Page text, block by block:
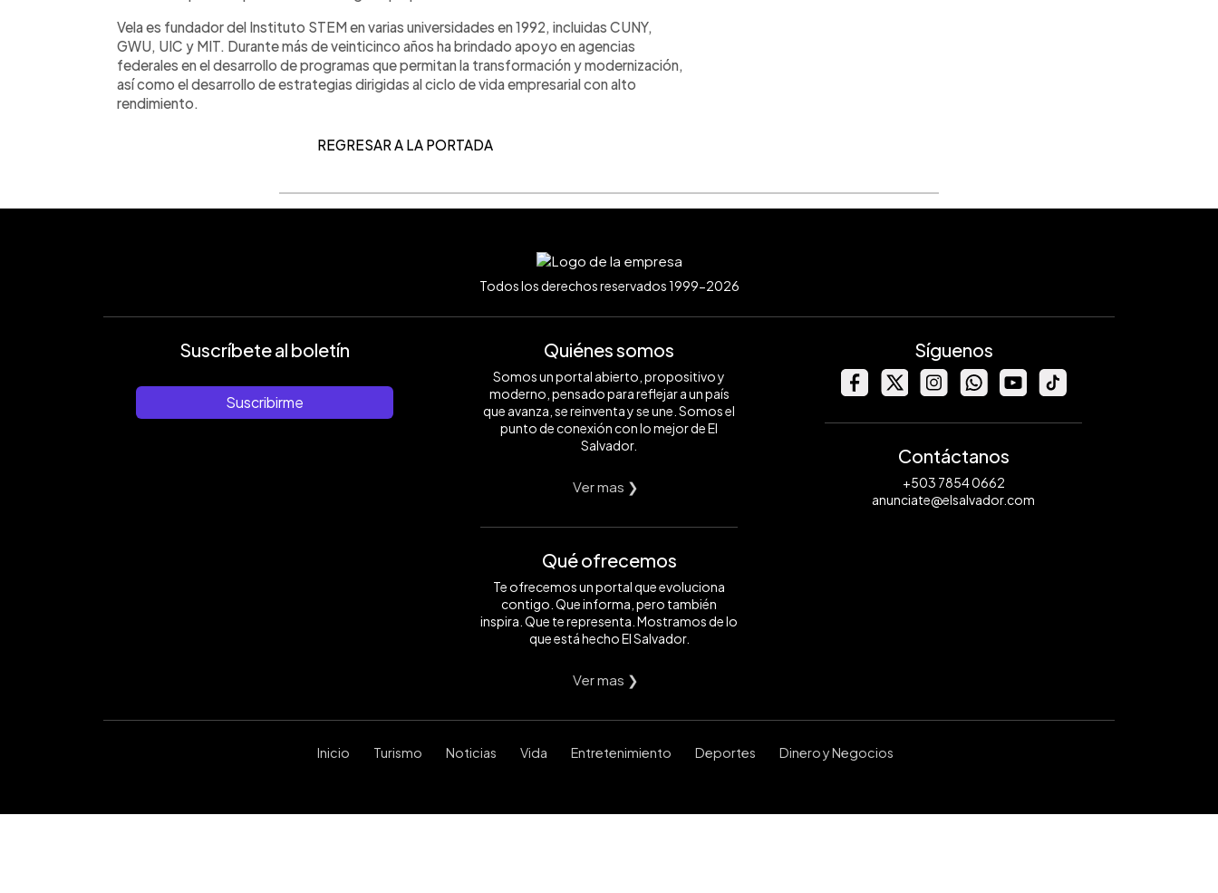
Vela es fundador del Instituto STEM en varias universidades en 1992, incluidas CUNY,
GWU, UIC y MIT. Durante más de veinticinco años ha brindado apoyo en agencias
federales en el desarrollo de programas que permitan la transformación y modernización,
así como el desarrollo de estrategias dirigidas al ciclo de vida empresarial con alto
rendimiento.
REGRESAR A LA PORTADA
Todos los derechos reservados 1999-2026
Suscríbete al boletín
Suscribirme
Quiénes somos
Somos un portal abierto, propositivo y
moderno, pensado para reflejar a un país
que avanza, se reinventa y se une. Somos el
punto de conexión con lo mejor de El
Salvador.
Ver mas ❯
Qué ofrecemos
Te ofrecemos un portal que evoluciona
contigo. Que informa, pero también
inspira. Que te representa. Mostramos de lo
que está hecho El Salvador.
Ver mas ❯
Síguenos
Contáctanos
+503 7854 0662
anunciate@elsalvador.com
Inicio Turismo Noticias Vida Entretenimiento Deportes Dinero y Negocios